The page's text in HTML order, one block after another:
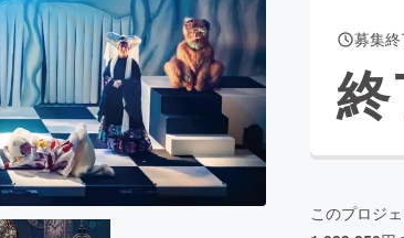
CAMPFIRE for Social GoodCAMPFIRE Creation
CAMPFIREふるさと納税machi-yaコミュニティ
募集終
終
このプロジェ